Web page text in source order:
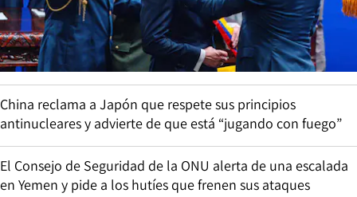
China reclama a Japón que respete sus principios
antinucleares y advierte de que está “jugando con fuego”
El Consejo de Seguridad de la ONU alerta de una escalada
en Yemen y pide a los hutíes que frenen sus ataques